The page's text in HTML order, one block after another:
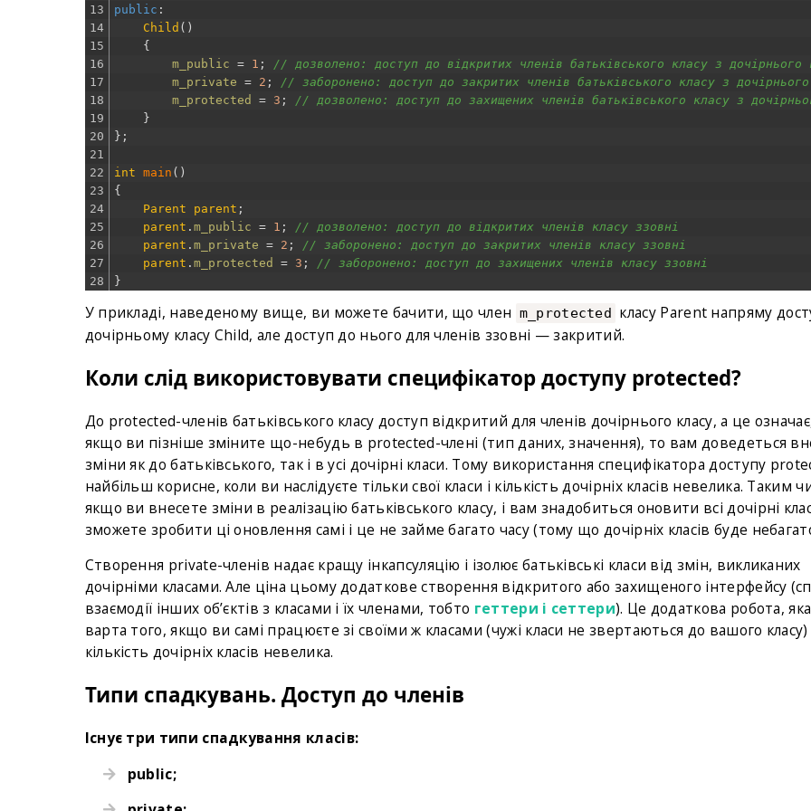
13
14
15
16
17
18
19
20
21
22
23
24
25
26
27
28
public :
Child ( )
{
m_public = 1 ;
// дозволено: доступ до відкритих членів батьківського класу з дочірнього
m_private = 2 ;
// заборонено: доступ до закритих членів батьківського класу з
m_protected
= 3 ;
// дозволено: доступ до захищених членів батьківського класу з
}
} ;
int main ( )
{
Parent
parent ;
parent . m_public = 1 ;
// дозволено: доступ до відкритих членів класу ззовні
parent . m_private = 2 ;
// заборонено: доступ до закритих членів класу ззовні
parent . m_protected = 3 ;
// заборонено: доступ до захищених членів класу ззовні
}
У прикладі, наведеному вище, ви можете бачити, що член m_protected класу Parent напряму
дочірньому класу Child, але доступ до нього для членів ззовні — закритий.
Коли слід використовувати специфікатор доступу protected?
До protected-членів батьківського класу доступ відкритий для членів дочірнього класу, а це
якщо ви пізніше зміните що-небудь в protected-члені (тип даних, значення), то вам доведеться
зміни як до батьківського, так і в усі дочірні класи. Тому використання специфікатора доступу
найбільш корисне, коли ви наслідуєте тільки свої класи і кількість дочірніх класів невелика. Таким
якщо ви внесете зміни в реалізацію батьківського класу, і вам знадобиться оновити всі дочірні
зможете зробити ці оновлення самі і це не займе багато часу (тому що дочірніх класів буде
Створення private-членів надає кращу інкапсуляцію і ізолює батьківські класи від змін, викликаних
дочірніми класами. Але ціна цьому додаткове створення відкритого або захищеного інтерфейсу
взаємодії інших об’єктів з класами і їх членами, тобто геттери і сеттери). Це додаткова робота,
варта того, якщо ви самі працюєте зі своїми ж класами (чужі класи не звертаються до вашого класу)
кількість дочірніх класів невелика.
Типи спадкувань. Доступ до членів
Існує три типи спадкування класів:
public;